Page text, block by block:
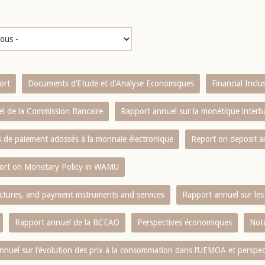
Documents d’Etude et d’Analyse Economiques Financial
de la Commission Bancaire Rapport annuel sur la monétique
paiement adossés à la monnaie électronique Report on deposit
on Monetary Policy in WAMU
and payment instruments and services Rapport annuel sur
Rapport annuel de la BCEAO Perspectives économiques
sur l‘évolution des prix à la consommation dans l‘UEMOA et